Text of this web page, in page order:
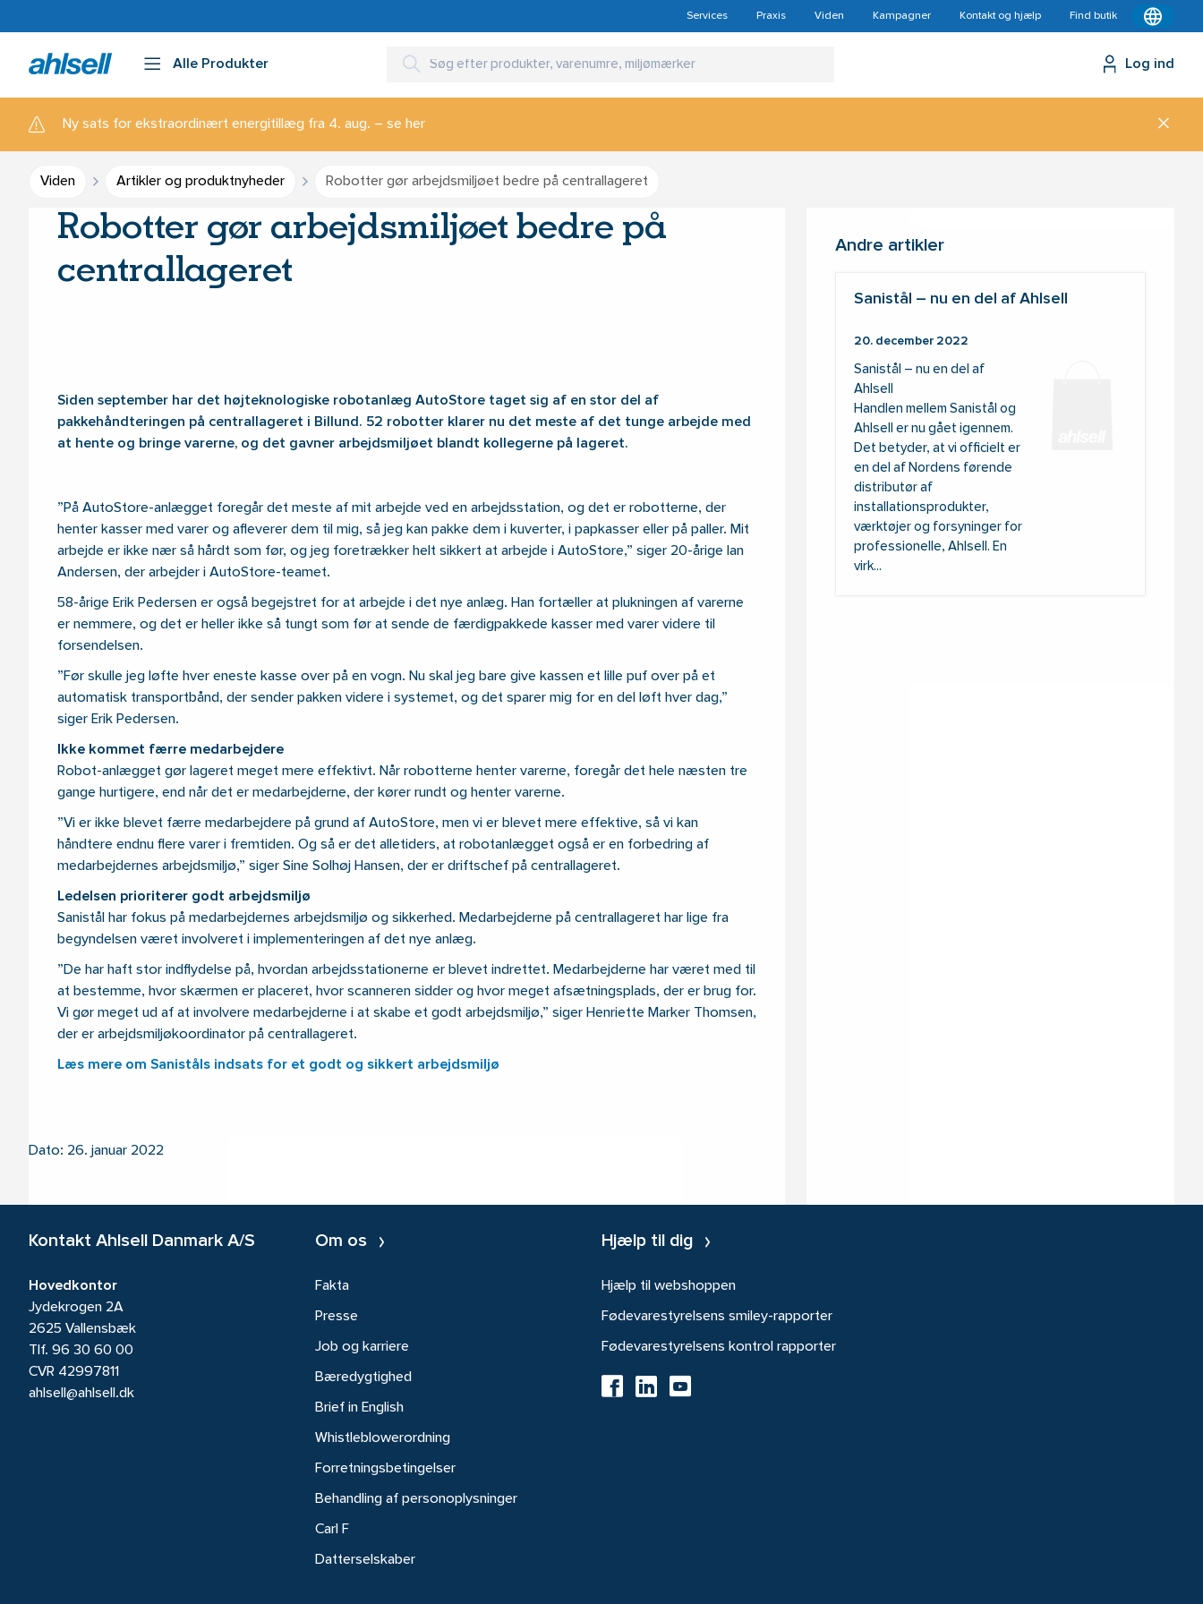
Services Praxis Viden Kampagner Kontakt og hjælp Find butik
Alle Produkter Log ind
Ny sats for ekstraordinært energitillæg fra 4. aug. – se her
Viden Artikler og produktnyheder Robotter gør arbejdsmiljøet bedre på centrallageret
Robotter gør arbejdsmiljøet bedre på
centrallageret
Siden september har det højteknologiske robotanlæg AutoStore taget sig af en stor del af
pakkehåndteringen på centrallageret i Billund. 52 robotter klarer nu det meste af det tunge arbejde med
at hente og bringe varerne, og det gavner arbejdsmiljøet blandt kollegerne på lageret.
”På AutoStore-anlægget foregår det meste af mit arbejde ved en arbejdsstation, og det er robotterne, der
henter kasser med varer og afleverer dem til mig, så jeg kan pakke dem i kuverter, i papkasser eller på paller. Mit
arbejde er ikke nær så hårdt som før, og jeg foretrækker helt sikkert at arbejde i AutoStore,” siger 20-årige Ian
Andersen, der arbejder i AutoStore-teamet.
58-årige Erik Pedersen er også begejstret for at arbejde i det nye anlæg. Han fortæller at plukningen af varerne
er nemmere, og det er heller ikke så tungt som før at sende de færdigpakkede kasser med varer videre til
forsendelsen.
”Før skulle jeg løfte hver eneste kasse over på en vogn. Nu skal jeg bare give kassen et lille puf over på et
automatisk transportbånd, der sender pakken videre i systemet, og det sparer mig for en del løft hver dag,”
siger Erik Pedersen.
Ikke kommet færre medarbejdere
Robot-anlægget gør lageret meget mere effektivt. Når robotterne henter varerne, foregår det hele næsten tre
gange hurtigere, end når det er medarbejderne, der kører rundt og henter varerne.
”Vi er ikke blevet færre medarbejdere på grund af AutoStore, men vi er blevet mere effektive, så vi kan
håndtere endnu flere varer i fremtiden. Og så er det alletiders, at robotanlægget også er en forbedring af
medarbejdernes arbejdsmiljø,” siger Sine Solhøj Hansen, der er driftschef på centrallageret.
Ledelsen prioriterer godt arbejdsmiljø
Sanistål har fokus på medarbejdernes arbejdsmiljø og sikkerhed. Medarbejderne på centrallageret har lige fra
begyndelsen været involveret i implementeringen af det nye anlæg.
”De har haft stor indflydelse på, hvordan arbejdsstationerne er blevet indrettet. Medarbejderne har været med til
at bestemme, hvor skærmen er placeret, hvor scanneren sidder og hvor meget afsætningsplads, der er brug for.
Vi gør meget ud af at involvere medarbejderne i at skabe et godt arbejdsmiljø,” siger Henriette Marker Thomsen,
der er arbejdsmiljøkoordinator på centrallageret.
Læs mere om Saniståls indsats for et godt og sikkert arbejdsmiljø
Dato: 26. januar 2022
Andre artikler
Sanistål – nu en del af Ahlsell
20. december 2022
Sanistål – nu en del af
Ahlsell
Handlen mellem Sanistål og
Ahlsell er nu gået igennem.
Det betyder, at vi officielt er
en del af Nordens førende
distributør af
installationsprodukter,
værktøjer og forsyninger for
professionelle, Ahlsell. En
virk...
Kontakt Ahlsell Danmark A/S
Hovedkontor
Jydekrogen 2A
2625 Vallensbæk
Tlf. 96 30 60 00
CVR 42997811
ahlsell@ahlsell.dk
Om os
Fakta
Presse
Job og karriere
Bæredygtighed
Brief in English
Whistleblowerordning
Forretningsbetingelser
Behandling af personoplysninger
Carl F
Datterselskaber
Hjælp til dig
Hjælp til webshoppen
Fødevarestyrelsens smiley-rapporter
Fødevarestyrelsens kontrol rapporter